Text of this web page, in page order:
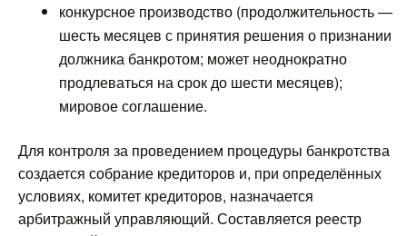
конкурсное производство (продолжительность —
шесть месяцев с принятия решения о признании
должника банкротом; может неоднократно
продлеваться на срок до шести месяцев);
мировое соглашение.
Для контроля за проведением процедуры банкротства
создается собрание кредиторов и, при определённых
условиях, комитет кредиторов, назначается
арбитражный управляющий. Составляется реестр